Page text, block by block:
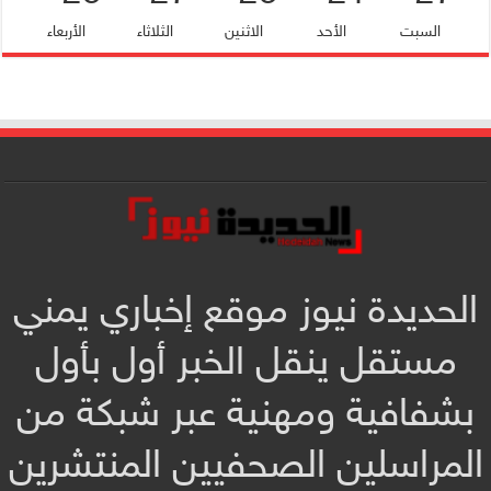
السبت الأحد الاثنين الثلاثاء الأربعاء
الحديدة نيوز موقع إخباري يمني
مستقل ينقل الخبر أول بأول
بشفافية ومهنية عبر شبكة من
المراسلين الصحفيين المنتشرين